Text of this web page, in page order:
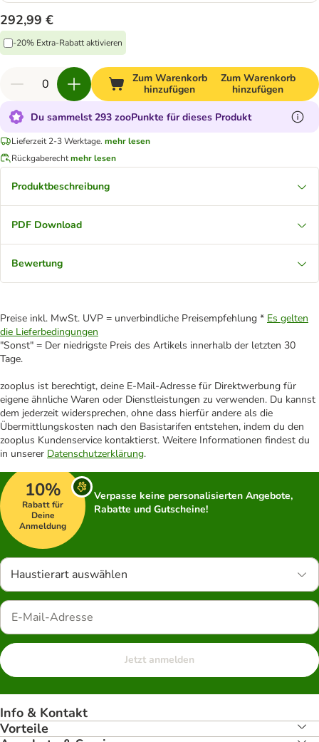
292,99 €
-20% Extra-Rabatt aktivieren
Zum Warenkorb
hinzufügen
Zum Warenkorb
hinzufügen
Du sammelst 293 zooPunkte für dieses Produkt
Lieferzeit 2-3 Werktage. mehr lesen
Rückgaberechtmehr lesen
Produktbeschreibung
PDF Download
Bewertung
Preise inkl. MwSt. UVP = unverbindliche Preisempfehlung * Es gelten
die Lieferbedingungen
"Sonst" = Der niedrigste Preis des Artikels innerhalb der letzten 30
Tage.
zooplus ist berechtigt, deine E-Mail-Adresse für Direktwerbung für
eigene ähnliche Waren oder Dienstleistungen zu verwenden. Du kannst
dem jederzeit widersprechen, ohne dass hierfür andere als die
Übermittlungskosten nach den Basistarifen entstehen, indem du den
zooplus Kundenservice kontaktierst. Weitere Informationen findest du
in unserer Datenschutzerklärung.
10%
Rabatt für
Deine
Anmeldung
Verpasse keine personalisierten Angebote,
Rabatte und Gutscheine!
Haustierart auswählen
Jetzt anmelden
Info & Kontakt
Vorteile